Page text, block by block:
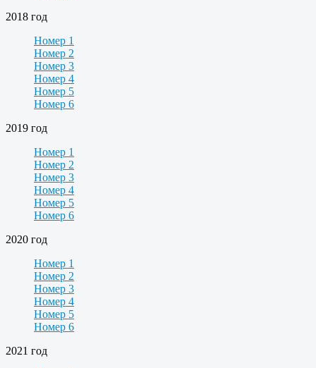
2018 год
Номер 1
Номер 2
Номер 3
Номер 4
Номер 5
Номер 6
2019 год
Номер 1
Номер 2
Номер 3
Номер 4
Номер 5
Номер 6
2020 год
Номер 1
Номер 2
Номер 3
Номер 4
Номер 5
Номер 6
2021 год